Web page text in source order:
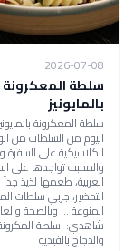
2026-07-08
سلطة المعكرونة
بالمايونيز
سلطة المعكرونة
اليوم من السلطات من
الكلاسيكية على السفرة
والمحبب تواجدها على
العربية، طعمها لذيذ
التحضير، جربي سلطات
المنوعة ... وبالصحة
شاهدي: سلطة المكرونة
والدجاج بالفيديو